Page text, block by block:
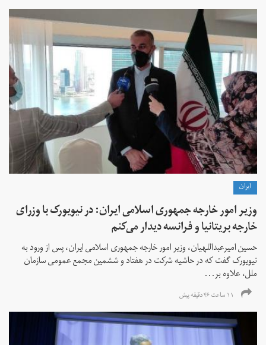
ايران
وزیر امور خارجه جمهوری اسلامی ایران: در نیویورک با وزرای
خارجه بریتانیا و فرانسه دیدار می‌کنم
حسین امیرعبداللهیان، وزیر امور خارجه جمهوری اسلامی ایران، پس از ورود به
نیویورک گفت که در حاشیه شرکت در هفتاد و ششمین مجمع عمومی سازمان
ملل، علاوه بر...
۱۱ ساعت ۴۶ دقیقه پیش